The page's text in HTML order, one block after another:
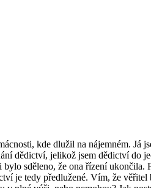
kde dlužil na nájemném. Já
dědictví, jelikož jsem dědictví do
sděleno, že ona řízení
je tedy předlužené. Vím, že